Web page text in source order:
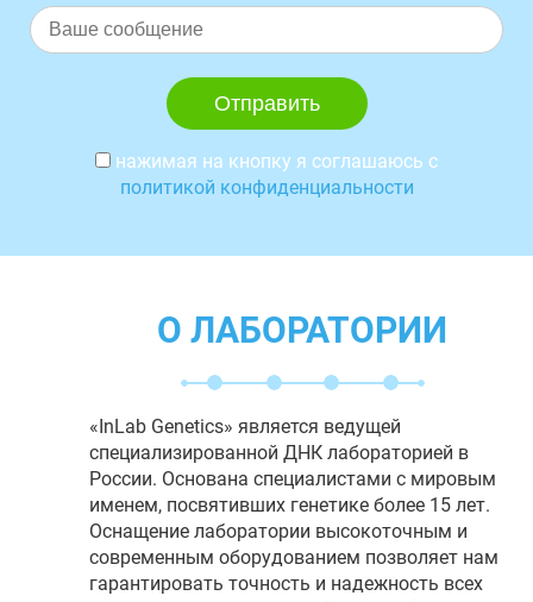
нажимая на кнопку я соглашаюсь с
политикой конфиденциальности
О ЛАБОРАТОРИИ
«InLab Genetics» является ведущей
специализированной ДНК лабораторией в
России. Основана специалистами с мировым
именем, посвятивших генетике более 15 лет.
Оснащение лаборатории высокоточным и
современным оборудованием позволяет нам
гарантировать точность и надежность всех